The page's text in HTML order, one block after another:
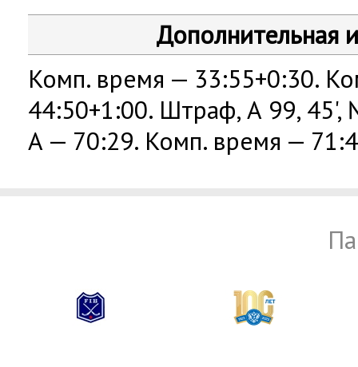
Дополнительная
Комп. время — 33:55+0:30.
44:50+1:00. Штраф, А 99, 45',
А — 70:29. Комп. время —